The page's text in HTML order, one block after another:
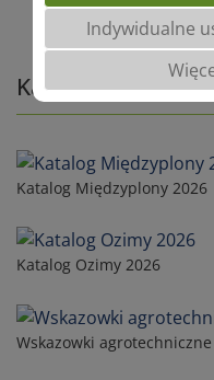
Katalogi
Katalog Międzyplony 2026
Katalog Ozimy 2026
Wskazowki
Indywidualne